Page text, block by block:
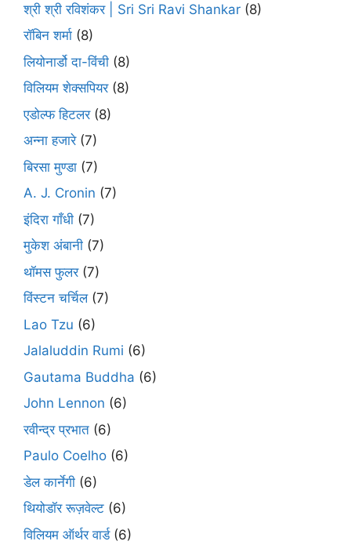
श्री श्री रविशंकर | Sri Sri Ravi Shankar (8)
रॉबिन शर्मा (8)
लियोनार्डो दा-विंची (8)
विलियम शेक्सपियर(8)
एडोल्फ हिटलर(8)
अन्ना हजारे(7)
बिरसा मुण्डा (7)
A. J. Cronin (7)
इंदिरा गाँधी (7)
मुकेश अंबानी (7)
थॉमस फुलर(7)
विंस्टन चर्चिल(7)
Lao Tzu (6)
Jalaluddin Rumi (6)
Gautama Buddha (6)
John Lennon (6)
रवीन्द्र प्रभात (6)
Paulo Coelho (6)
डेल कार्नेगी (6)
थियोडॉर रूज़वेल्ट (6)
विलियम ऑर्थर वार्ड(6)